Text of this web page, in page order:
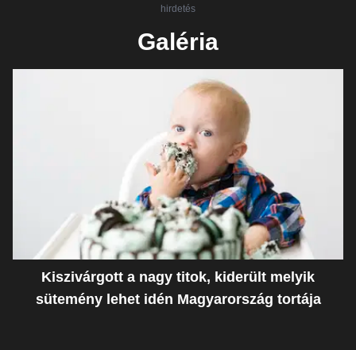
hirdetés
Galéria
Kiszivárgott a nagy titok, kiderült melyik
sütemény lehet idén Magyarország tortája